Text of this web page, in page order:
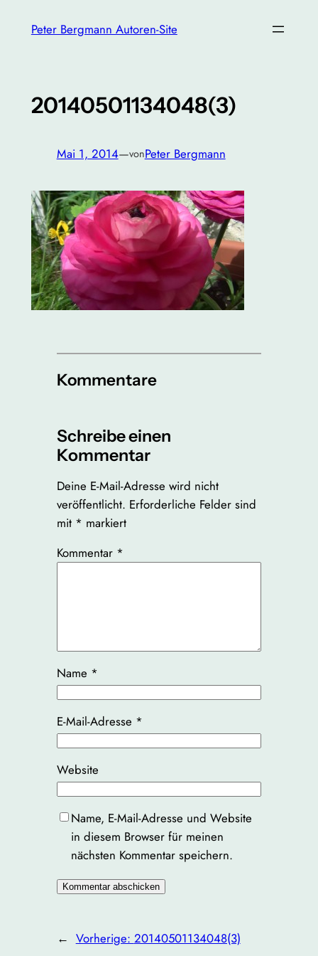
InhaltPeter Bergmann Autoren-Site
20140501134048(3)
Mai 1, 2014—vonPeter Bergmann
Kommentare
Schreibe einen
Kommentar
Deine E-Mail-Adresse wird nicht
veröffentlicht. Erforderliche Felder sind
mit * markiert
Kommentar *
Name *
E-Mail-Adresse *
Website
Name, E-Mail-Adresse und Website
in diesem Browser für meinen
nächsten Kommentar speichern.
← Vorherige: 20140501134048(3)